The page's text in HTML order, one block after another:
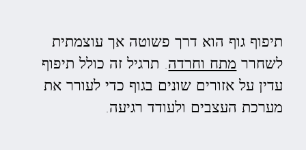
תיפוף גוף הוא דרך פשוטה אך עוצמתית
לשחרר מתח וחרדה. תרגיל זה כולל תיפוף
עדין על אזורים שונים בגוף כדי לעורר את
מערכת העצבים ולעודד רגיעה.